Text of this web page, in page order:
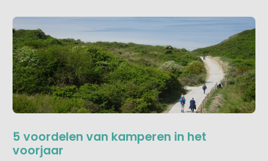
5 voordelen van kamperen in het
voorjaar